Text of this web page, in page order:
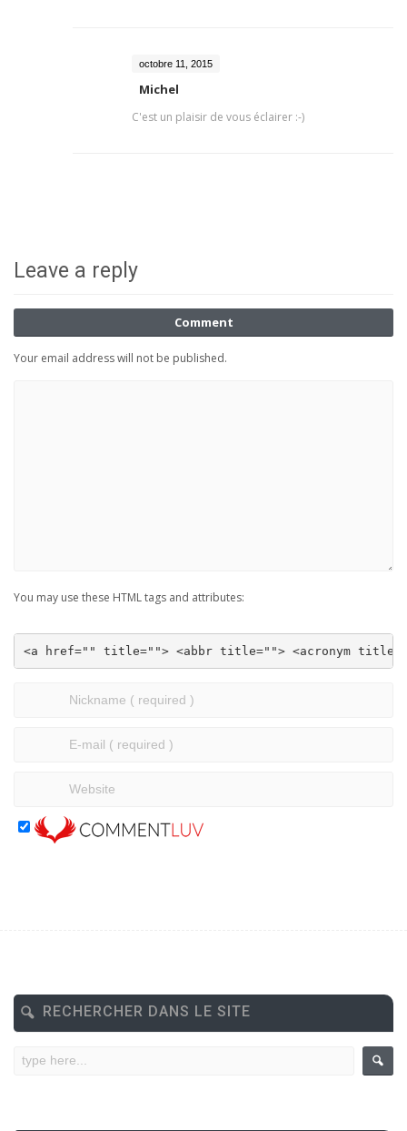
octobre 11, 2015
Michel
C'est un plaisir de vous éclairer :-)
Leave a reply
Comment
Your email address will not be published.
You may use these HTML tags and attributes:
<a href="" title=""> <abbr title=""> <acronym
RECHERCHER DANS LE SITE